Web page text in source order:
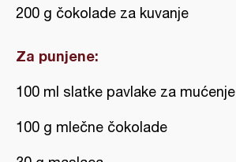
200 g čokolade za kuvanje
Za punjene:
100 ml slatke pavlake za mućenje
100 g mlečne čokolade